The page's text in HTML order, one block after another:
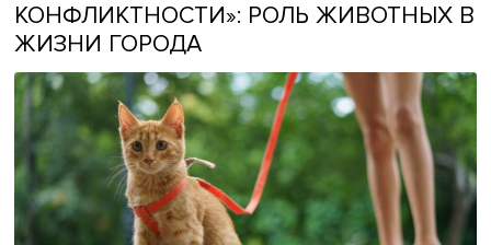
«СОЦИАЛЬНЫЙ КЛЕЙ ИЛИ
КОНФЛИКТНОСТИ»: РОЛЬ
ЖИЗНИ ГОРОДА